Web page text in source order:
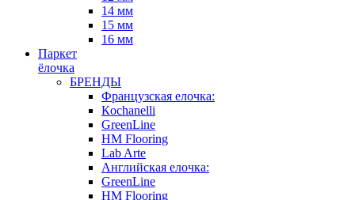
14 мм
15 мм
16 мм
Паркет
ёлочка
БРЕНДЫ
Французская елочка:
Кochanelli
GreenLine
HM Flooring
Lab Arte
Английская елочка:
GreenLine
HM Flooring